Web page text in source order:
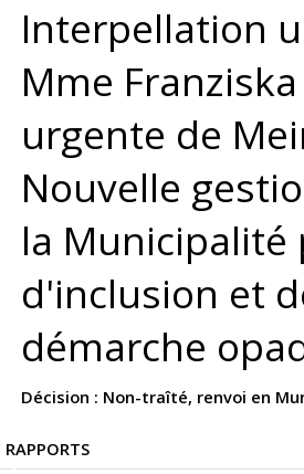
Interpellation
Mme
urgente de
Nouvelle
la Municipalité
d'inclusion et
démarche
Décision : Non-traîté, renvoi en